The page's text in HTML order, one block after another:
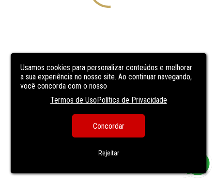
Usamos cookies para personalizar conteúdos e melhorar
a sua experiência no nosso site. Ao continuar navegando,
você concorda com o nosso
Termos de UsoPolítica de Privacidade
Concordar
Rejeitar